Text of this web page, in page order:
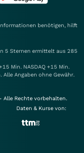
benötigen, hilft
5 Sternen ermittelt aus 285
Min. NASDAQ +15 Min.
Alle Angaben ohne Gewähr.
Rechte vorbehalten.
Daten & Kurse von: